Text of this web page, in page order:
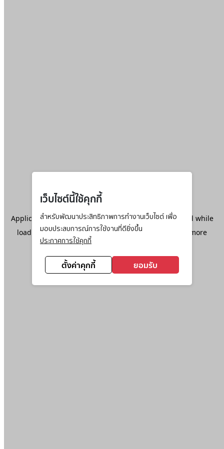
เว็บไซต์นี้ใช้คุกกี้
สำหรับพัฒนาประสิทธิภาพการทำงานเว็บไซต์ เพื่อ
มอบประสบการณ์การใช้งานที่ดียิ่งขึ้น
ประกาศการใช้คุกกี้
ตั้งค่าคุกกี้ ยอมรับ
Application error: aclient-side exception has occurred while
loadingwww.ktc.co.th(see the browser console
for more
information).